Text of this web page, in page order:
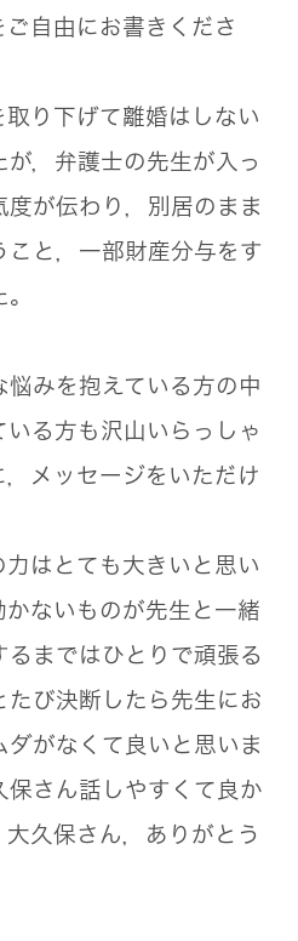
自由にお書きくださ
下げて離婚はしない
，弁護士の先生が入っ
度が伝わり，別居のまま
こと，一部財産分与をす
悩みを抱えている方の中
る方も沢山いらっしゃ
メッセージをいただけ
とても大きいと思い
かないものが先生と一緒
まではひとりで頑張る
たび決断したら先生にお
がなくて良いと思いま
保さん話しやすくて良か
久保さん，ありがとう